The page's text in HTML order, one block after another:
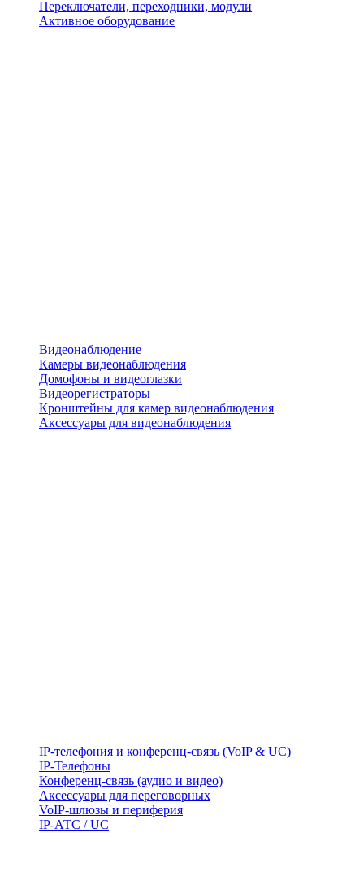
Переключатели, переходники, модули
Активное оборудование
Видеонаблюдение
Камеры видеонаблюдения
Домофоны и видеоглазки
Видеорегистраторы
Кронштейны для камер видеонаблюдения
Аксессуары для видеонаблюдения
IP-телефония и конференц-связь (VoIP & UC)
IP-Телефоны
Конференц-связь (аудио и видео)
Аксессуары для переговорных
VoIP-шлюзы и периферия
IP-АТС / UC